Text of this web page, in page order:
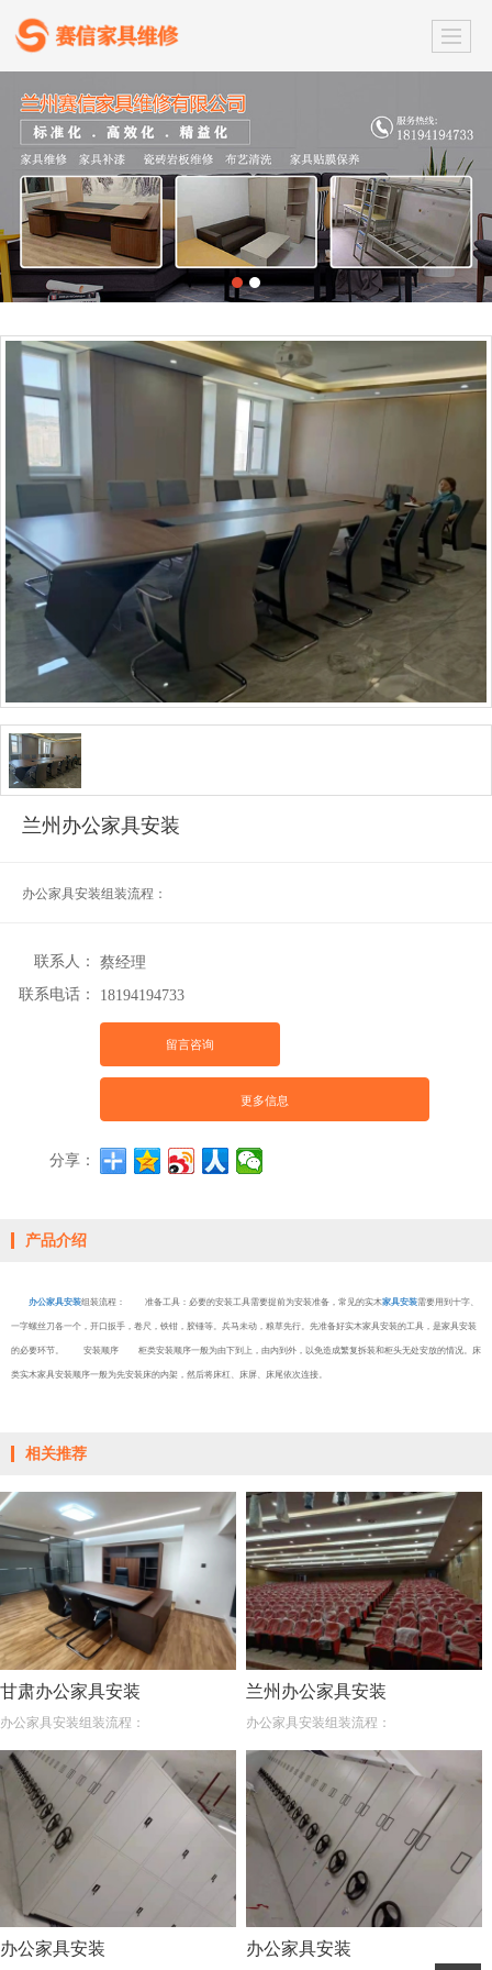
兰州办公家具安装
办公家具安装组装流程：
联系人： 蔡经理
联系电话： 18194194733
留言咨询
更多信息
分享：
产品介绍
办公家具安装组装流程： 准备工具：必要的安装工具需要提前为安装准备，常见的实木家具安装需要用到十字、
一字螺丝刀各一个，开口扳手，卷尺，铁钳，胶锤等。兵马未动，粮草先行。先准备好实木家具安装的工具，是家具安装
的必要环节。 安装顺序 柜类安装顺序一般为由下到上，由内到外，以免造成繁复拆装和柜头无处安放的情况。床
类实木家具安装顺序一般为先安装床的内架，然后将床杠、床屏、床尾依次连接。
相关推荐
甘肃办公家具安装
办公家具安装组装流程：
兰州办公家具安装
办公家具安装组装流程：
办公家具安装 办公家具安装